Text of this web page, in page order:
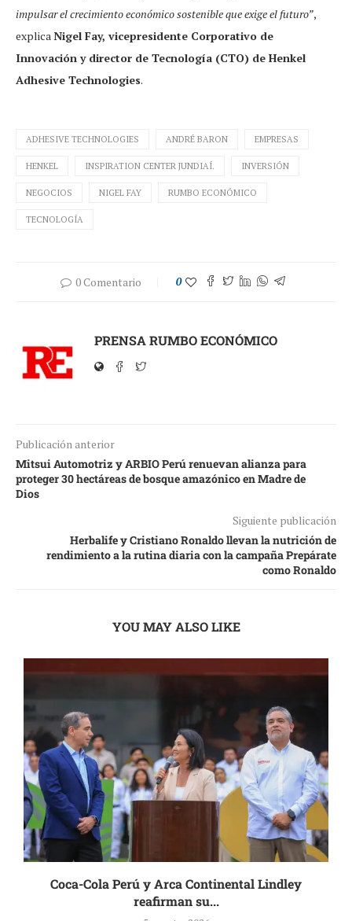
impulsar el crecimiento económico sostenible que exige el futuro”,
explicaNigel Fay, vicepresidente Corporativo de
Innovación y director de Tecnología (CTO) de Henkel
Adhesive Technologies.
ADHESIVE TECHNOLOGIES ANDRÉ BARON EMPRESAS
HENKEL INSPIRATION CENTER JUNDIAÍ. INVERSIÓN
NEGOCIOS NIGEL FAY RUMBO ECONÓMICO
TECNOLOGÍA
0 Comentario 0
PRENSA RUMBO ECONÓMICO
Publicación anterior
Mitsui Automotriz y ARBIO Perú renuevan alianza para
proteger 30 hectáreas de bosque amazónico en Madre de
Dios
Siguiente publicación
Herbalife y Cristiano Ronaldo llevan la nutrición de
rendimiento a la rutina diaria con la campaña Prepárate
como Ronaldo
YOU MAY ALSO LIKE
Coca-Cola Perú y Arca Continental Lindley
reafirman su...